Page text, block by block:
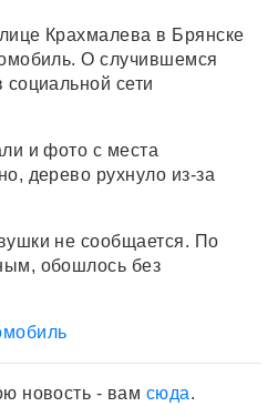
Крахмалева в Брянске
О случившемся
сети
и фото с места
дерево рухнуло из-за
не сообщается. По
обошлось без
новость - вам сюда.